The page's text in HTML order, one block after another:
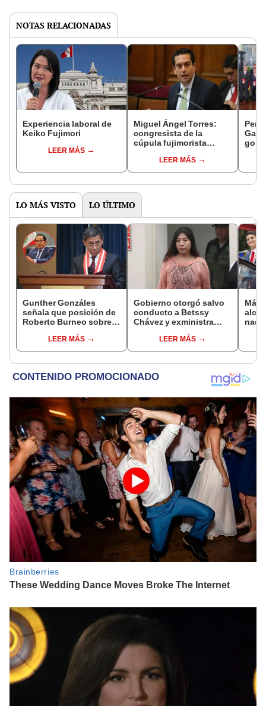
NOTAS RELACIONADAS
Experiencia laboral de
Keiko Fujimori
LEER MÁS
Miguel Ángel Torres:
congresista de la
cúpula fujimorista
del SenadoLEER MÁS
LO MÁS VISTO LO ÚLTIMO
Gunther Gonzáles
señala que posición de
Roberto Burneo sobre
Aliaga no representan al
JNE
LEER MÁS
Gobierno otorgó salvo
conducto a Betssy
Chávez y exministra
madrugadaLEER MÁS
Más